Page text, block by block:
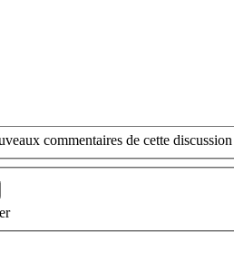
commentaires de cette